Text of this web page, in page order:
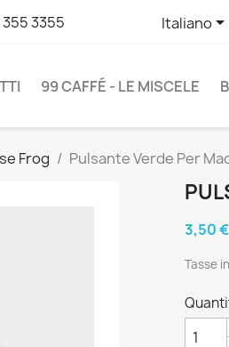
3355 Italiano
99 CAFFÉ - LE MISCELE
Frog Pulsante Verde Per
3,50 €
Tasse